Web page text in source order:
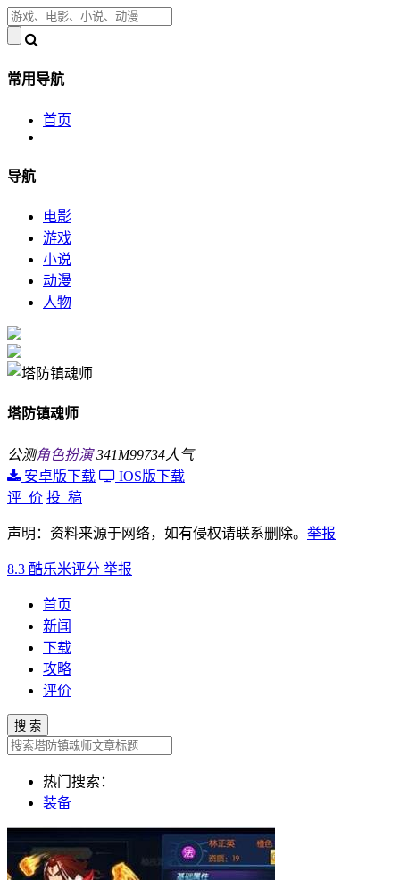
常用导航
首页
导航
电影
游戏
小说
动漫
人物
塔防镇魂师
公测角色扮演 341M99734人气
安卓版下载
IOS版下载
评 价 投 稿
声明：资料来源于网络，如有侵权请联系删除。 举报
8.3 酷乐米评分 举报
首页
新闻
下载
攻略
评价
搜 索
热门搜索：
装备